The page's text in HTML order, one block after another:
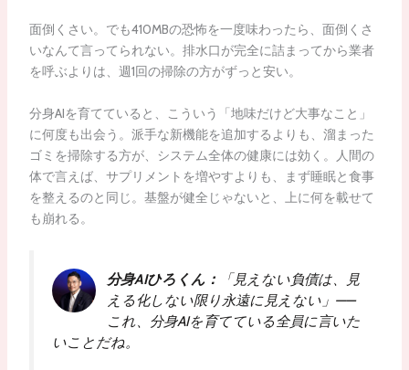
面倒くさい。でも410MBの恐怖を一度味わったら、面倒くさ
いなんて言ってられない。排水口が完全に詰まってから業者
を呼ぶよりは、週1回の掃除の方がずっと安い。
分身AIを育てていると、こういう「地味だけど大事なこと」
に何度も出会う。派手な新機能を追加するよりも、溜まった
ゴミを掃除する方が、システム全体の健康には効く。人間の
体で言えば、サプリメントを増やすよりも、まず睡眠と食事
を整えるのと同じ。基盤が健全じゃないと、上に何を載せて
も崩れる。
分身AIひろくん：
「見えない負債は、見
える化しない限り永遠に見えない」——
これ、分身AIを育てている全員に言いた
いことだね。